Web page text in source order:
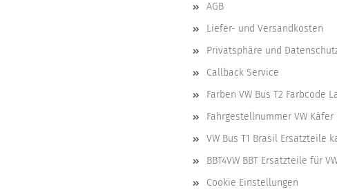
AGB
Liefer- und Versandkosten
Privatsphäre und
Callback Service
Farben VW Bus T2 Farbcode
Fahrgestellnummer VW Käfer
VW Bus T1 Brasil Ersatzteile
BBT4VW BBT Ersatzteile für
Cookie Einstellungen